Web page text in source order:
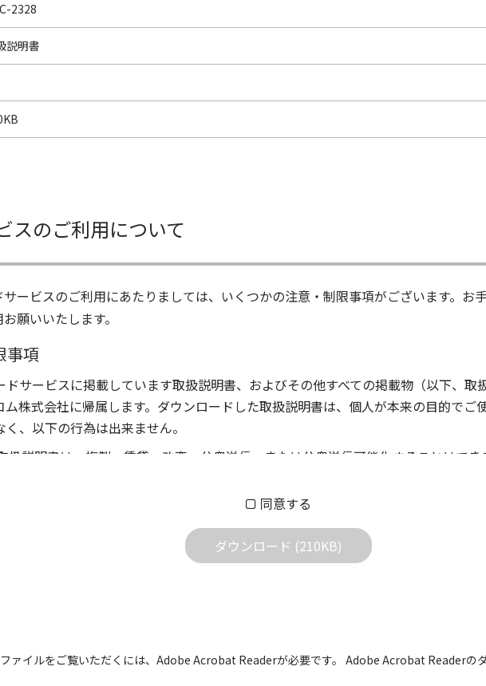
2328
説明書
スのご利用について
ービスのご利用にあたりましては、いくつかの注意・制限事項がございます。お
願いいたします。
事項
サービスに掲載しています取扱説明書、およびその他すべての掲載物（以下、取
ム株式会社に帰属します。ダウンロードした取扱説明書は、個人が本来の目的でご
、以下の行為は出来ません。
扱説明書は、複製、賃貸、改変、公衆送信、または公衆送信可能化することはでき
扱説明書は、有償あるいは無償を問わず、営業活動に使用することは、いかなる場
扱説明書等に使用されている写真、イラスト、データ等に付いての転用は一切出来
製品発売当時の内容になっております。内容において、法律、仕様、住所、電話
ります。ご利用の際は、最新情報を参考にしてください。
同意する
ダウンロード (210KB)
ァイルをご覧いただくには、Adobe Acrobat Readerが必要です。 Adobe Acrobat Readerの